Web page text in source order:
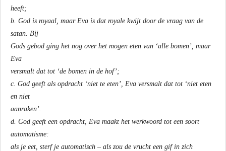
heeft;
b. God is royaal, maar Eva is dat royale kwijt door de vraag van de
satan. Bij
Gods gebod ging het nog over het mogen eten van ‘alle bomen’, maar
Eva
versmalt dat tot ‘de bomen in de hof’;
c. God geeft als opdracht ‘niet te eten’, Eva versmalt dat tot ‘niet eten
en niet
aanraken’.
d. God geeft een opdracht, Eva maakt het werkwoord tot een soort
automatisme:
als je eet, sterf je automatisch – als zou de vrucht een gif in zich